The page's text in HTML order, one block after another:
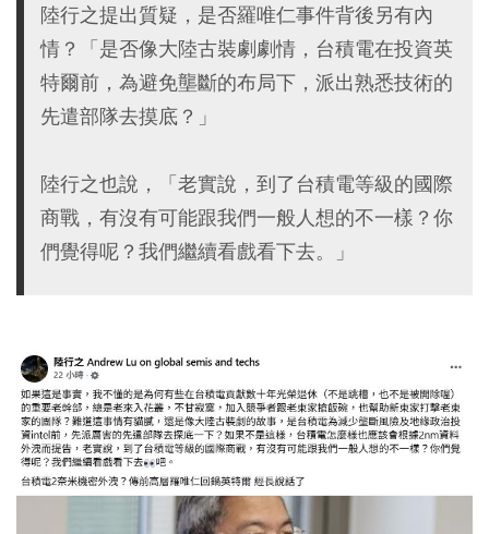
陸行之提出質疑，是否羅唯仁事件背後另有內
情？「是否像大陸古裝劇劇情，台積電在投資英
特爾前，為避免壟斷的布局下，派出熟悉技術的
先遣部隊去摸底？」
陸行之也說，「老實說，到了台積電等級的國際
商戰，有沒有可能跟我們一般人想的不一樣？你
們覺得呢？我們繼續看戲看下去。」